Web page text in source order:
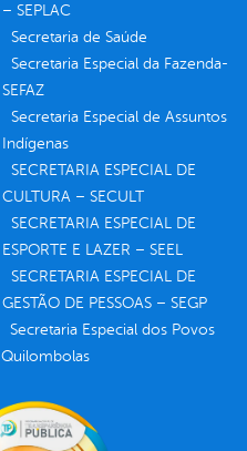
– SEPLAC
Secretaria de Saúde
Secretaria Especial da Fazenda-
SEFAZ
Secretaria Especial de Assuntos
Indígenas
SECRETARIA ESPECIAL DE
CULTURA – SECULT
SECRETARIA ESPECIAL DE
ESPORTE E LAZER – SEEL
SECRETARIA ESPECIAL DE
GESTÃO DE PESSOAS – SEGP
Secretaria Especial dos Povos
Quilombolas